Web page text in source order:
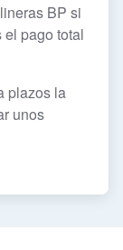
BP si
el pago total
plazos la
unos